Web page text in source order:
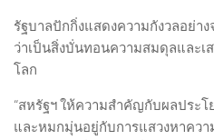
รัฐบาลปักกิ่งแสดงความกังวลอย่า
ว่าเป็นสิ่งบั่นทอนความสมดุลและเ
โลก
“สหรัฐฯ ให้ความสำคัญกับผลประ
และหมกมุ่นอยู่กับการแสวงหาควา